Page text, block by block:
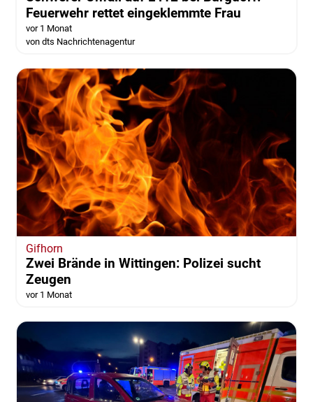
Feuerwehr rettet eingeklemmte Frau
vor 1 Monat
von dts Nachrichtenagentur
Gifhorn
Zwei Brände in Wittingen: Polizei sucht
Zeugen
vor 1 Monat